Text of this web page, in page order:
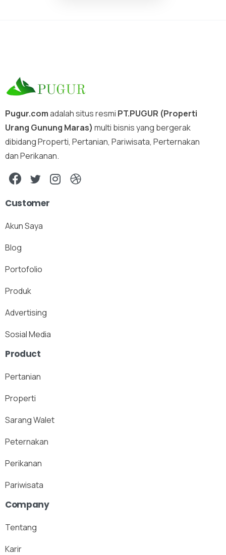
Pugur.comadalah situs resmi PT.PUGUR (Properti
Urang Gunung Maras) multi bisnis yang bergerak
dibidang Properti, Pertanian, Pariwisata, Perternakan
dan Perikanan.
Customer
Akun Saya
Blog
Portofolio
Produk
Advertising
Sosial Media
Product
Pertanian
Properti
Sarang Walet
Peternakan
Perikanan
Pariwisata
Company
Tentang
Karir